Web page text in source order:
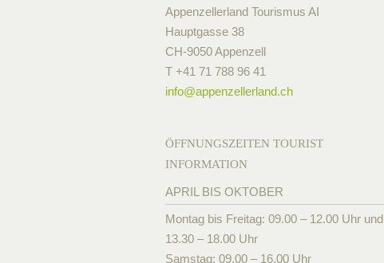
Appenzellerland Tourismus AI
Hauptgasse 38
CH-9050 Appenzell
T +41 71 788 96 41
info@appenzellerland.ch
ÖFFNUNGSZEITEN TOURIST
INFORMATION
APRIL BIS OKTOBER
Montag bis Freitag: 09.00 – 12.00 Uhr und
13.30 – 18.00 Uhr
Samstag: 09.00 – 16.00 Uhr